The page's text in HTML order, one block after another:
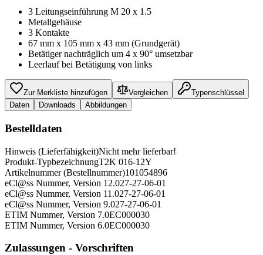
3 Leitungseinführung M 20 x 1.5
Metallgehäuse
3 Kontakte
67 mm x 105 mm x 43 mm (Grundgerät)
Betätiger nachträglich um 4 x 90° umsetzbar
Leerlauf bei Betätigung von links
Zur Merkliste hinzufügen Vergleichen
Typenschlüssel
Daten
Downloads Abbildungen
Bestelldaten
Hinweis (Lieferfähigkeit)Nicht mehr lieferbar!
Produkt-TypbezeichnungT2K 016-12Y
Artikelnummer (Bestellnummer)101054896
eCl@ss Nummer, Version 12.027-27-06-01
eCl@ss Nummer, Version 11.027-27-06-01
eCl@ss Nummer, Version 9.027-27-06-01
ETIM Nummer, Version 7.0EC000030
ETIM Nummer, Version 6.0EC000030
Zulassungen - Vorschriften